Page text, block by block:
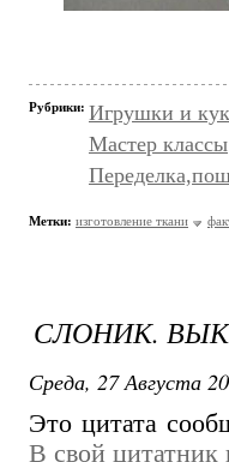
Рубрики: Игрушки и
Мастер классы
Метки: изготовление ткани
СЛОНИК.
Среда, 27 Августа
Это цитата
В свой цитатник